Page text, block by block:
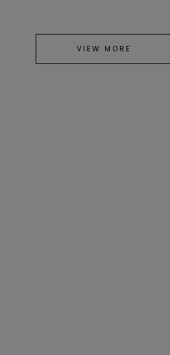
VIEW MORE